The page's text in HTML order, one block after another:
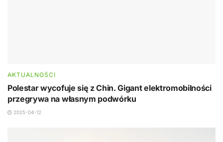
AKTUALNOŚCI
Polestar wycofuje się z Chin. Gigant elektromobilności
przegrywa na własnym podwórku
2025-04-12